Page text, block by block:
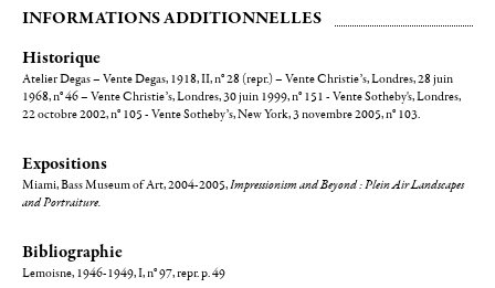
INFORMATIONS ADDITIONNELLES
Historique
Atelier Degas – Vente Degas, 1918, II, n° 28 (repr.) – Vente Christie’s, Londres, 28 juin
1968, n° 46 – Vente Christie’s, Londres, 30 juin 1999, n° 151 - Vente Sotheby's, Londres,
22 octobre 2002, n° 105 - Vente Sotheby’s, New York, 3 novembre 2005, n° 103.
Expositions
Miami, Bass Museum of Art, 2004-2005,Impressionism and Beyond : Plein Air Landscapes
and Portraiture.
Bibliographie
Lemoisne, 1946-1949, I, n° 97, repr. p. 49